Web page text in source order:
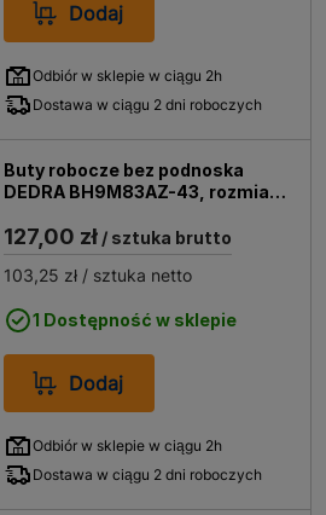
Dodaj
Odbiór w sklepie w ciągu 2h
Dostawa w ciągu 2 dni roboczych
Buty robocze bez podnoska
DEDRA BH9M83AZ-43, rozmiar
127,00 zł / sztuka brutto
103,25 zł / sztuka netto
1 Dostępność w sklepie
Dodaj
Odbiór w sklepie w ciągu 2h
Dostawa w ciągu 2 dni roboczych